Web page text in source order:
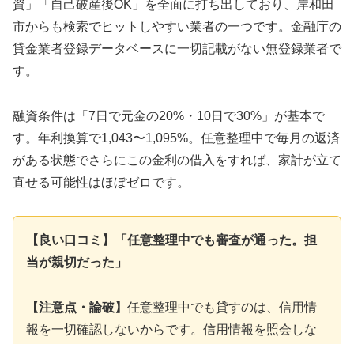
資」「自己破産後OK」を全面に打ち出しており、岸和田
市からも検索でヒットしやすい業者の一つです。金融庁の
貸金業者登録データベースに一切記載がない無登録業者で
す。
融資条件は「7日で元金の20%・10日で30%」が基本で
す。年利換算で1,043〜1,095%。任意整理中で毎月の返済
がある状態でさらにこの金利の借入をすれば、家計が立て
直せる可能性はほぼゼロです。
【良い口コミ】「任意整理中でも審査が通った。担
当が親切だった」
【注意点・論破】 任意整理中でも貸すのは、信用情
報を一切確認しないからです。信用情報を照会しな